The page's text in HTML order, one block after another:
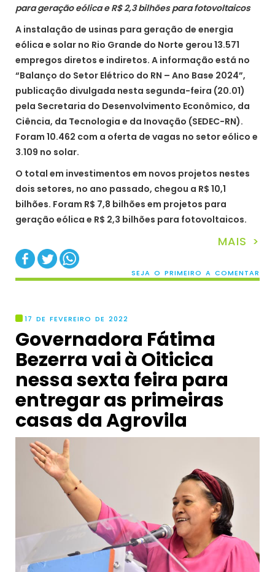
para geração eólica e R$ 2,3 bilhões para fotovoltaicos
A instalação de usinas para geração de energia
eólica e solar no Rio Grande do Norte gerou 13.571
empregos diretos e indiretos. A informação está no
“Balanço do Setor Elétrico do RN – Ano Base 2024”,
publicação divulgada nesta segunda-feira (20.01)
pela Secretaria do Desenvolvimento Econômico, da
Ciência, da Tecnologia e da Inovação (SEDEC-RN).
Foram 10.462 com a oferta de vagas no setor eólico e
3.109 no solar.
O total em investimentos em novos projetos nestes
dois setores, no ano passado, chegou a R$ 10,1
bilhões. Foram R$ 7,8 bilhões em projetos para
geração eólica e R$ 2,3 bilhões para fotovoltaicos.
MAIS >
SEJA O PRIMEIRO A COMENTAR
17 DE FEVEREIRO DE 2022
Governadora Fátima
Bezerra vai à Oiticica
nessa sexta feira para
entregar as primeiras
casas da Agrovila